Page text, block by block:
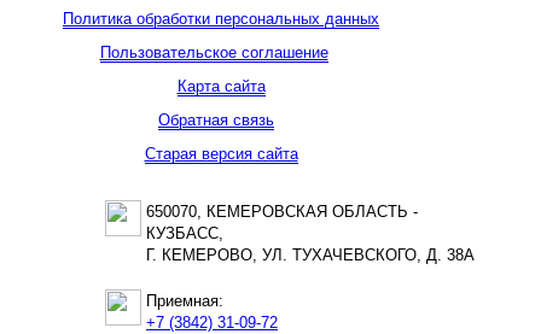
Политика обработки персональных данных
Пользовательское соглашение
Карта сайта
Обратная связь
Старая версия сайта
650070, КЕМЕРОВСКАЯ ОБЛАСТЬ -
КУЗБАСС,
Г. КЕМЕРОВО, УЛ. ТУХАЧЕВСКОГО, Д. 38А
Приемная:
+7 (3842) 31-09-72